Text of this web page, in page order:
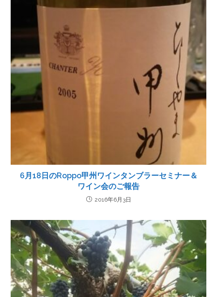
6月18日のRoppo甲州ワインタンブラーセミナー＆
ワイン会のご報告
2016年6月3日